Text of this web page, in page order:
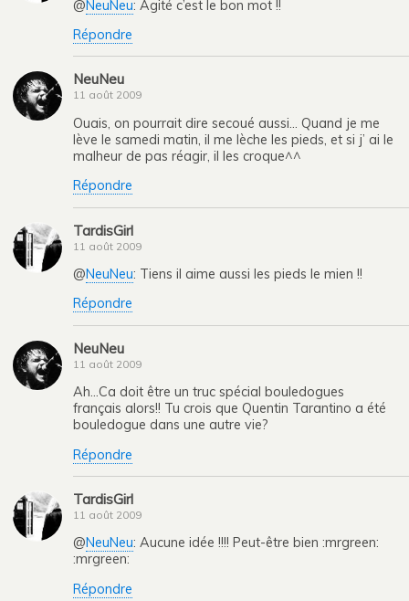
@NeuNeu: Agité c’est le bon mot !!
Répondre
NeuNeu
11 août 2009
Ouais, on pourrait dire secoué aussi… Quand je me
lève le samedi matin, il me lèche les pieds, et si j’ ai le
malheur de pas réagir, il les croque^^
Répondre
TardisGirl
11 août 2009
@NeuNeu: Tiens il aime aussi les pieds le mien !!
Répondre
NeuNeu
11 août 2009
Ah…Ca doit être un truc spécial bouledogues
français alors!! Tu crois que Quentin Tarantino a été
bouledogue dans une autre vie?
Répondre
TardisGirl
11 août 2009
@NeuNeu: Aucune idée !!!! Peut-être bien :mrgreen:
:mrgreen:
Répondre